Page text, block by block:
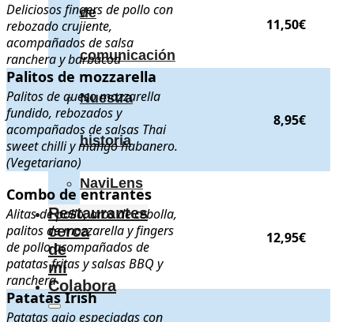
de
comunicación
Nuestra
historia
NaviLens
Restaurantes
cerca
de
mí
Colabora
Deliciosos fingers de pollo con
rebozado crujiente,
acompañados de salsa
ranchera y barbacoa
11,50€
Palitos de mozzarella . Palitos de queso mozzarella fundido,
Palitos de mozzarella
Palitos de queso mozzarella
fundido, rebozados y
acompañados de salsas Thai
sweet chilli y mango habanero.
(Vegetariano)
8,95€
Combo de entrantes . Alitas de pollo, aros de cebolla, palitos de
Combo de entrantes
Alitas de pollo, aros de cebolla,
palitos de mozzarella y fingers
de pollo acompañados de
patatas fritas y salsas BBQ y
ranchera
12,95€
Patatas Irish . Patatas gajo especiadas con mezcla de quesos
Patatas Irish
Patatas gajo especiadas con